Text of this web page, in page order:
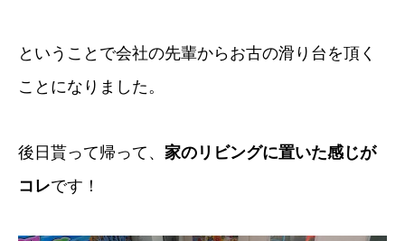
ということで会社の先輩からお古の滑り台を頂く
ことになりました。
後日貰って帰って、 家のリビングに置いた感じが
コレです！